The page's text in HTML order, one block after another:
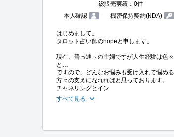
総販売実績：0件
本人確認
- 機密保持契約(NDA)
はじめまして。
タロット占い師のhopeと申します。
現在、普っ通～の主婦ですが人生経験は色々
と…
ですので、どんなお悩みも受け入れて悩める
方々の支えになれればと思っております。
チャネリングとイン
すべて見る